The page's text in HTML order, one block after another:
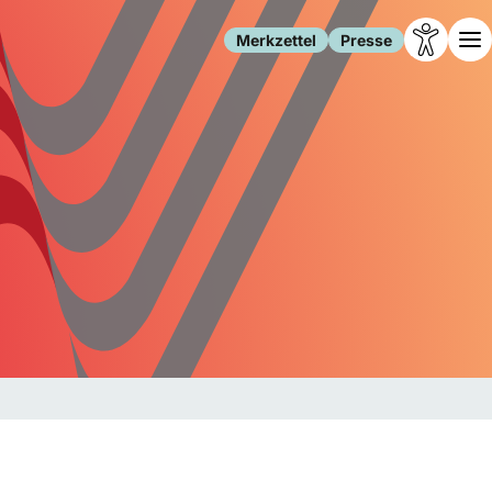
Merkzettel Presse
Leben
Familie
Freizeit
Gesundheit
Internet
Gesellschaft
Forschung
Migration
Polizei